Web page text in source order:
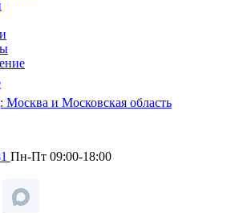
Москва и Московская область
Пн-Пт 09:00-18:00